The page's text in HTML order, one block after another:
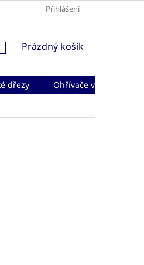
Přihlášení
NÁKUPNÍ
Prázdný košík
dřezy Ohřívače vody